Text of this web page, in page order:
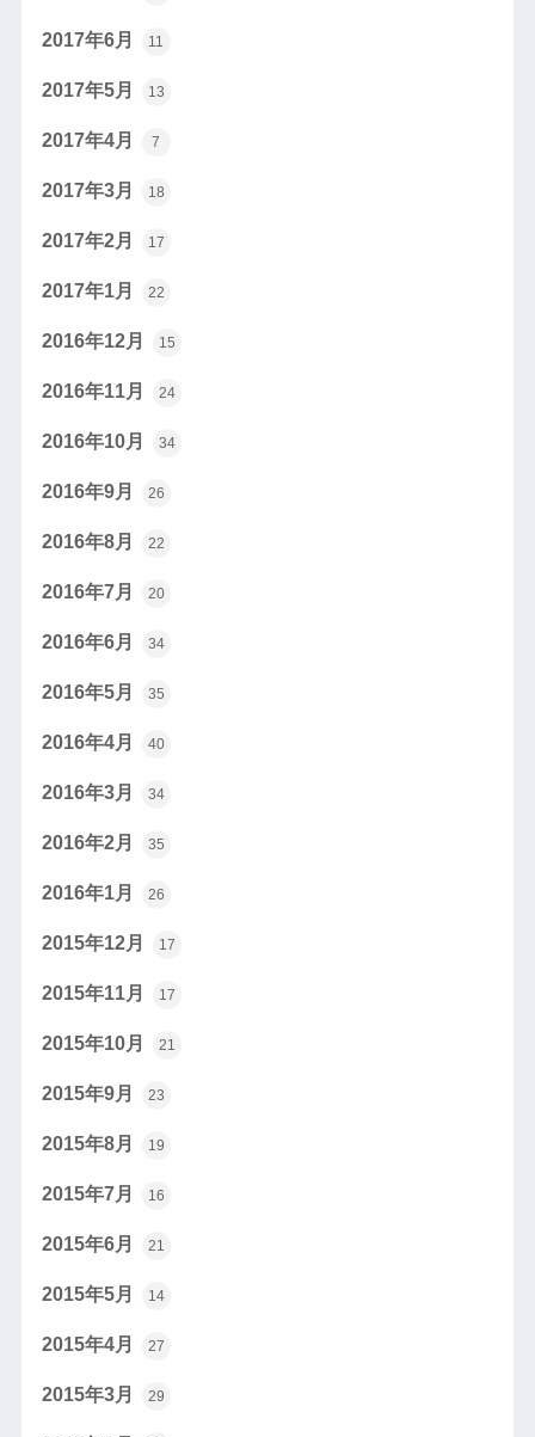
2017年6月 11
2017年5月 13
2017年4月 7
2017年3月 18
2017年2月 17
2017年1月 22
2016年12月 15
2016年11月 24
2016年10月 34
2016年9月 26
2016年8月 22
2016年7月 20
2016年6月 34
2016年5月 35
2016年4月 40
2016年3月 34
2016年2月 35
2016年1月 26
2015年12月 17
2015年11月 17
2015年10月 21
2015年9月 23
2015年8月 19
2015年7月 16
2015年6月 21
2015年5月 14
2015年4月 27
2015年3月 29